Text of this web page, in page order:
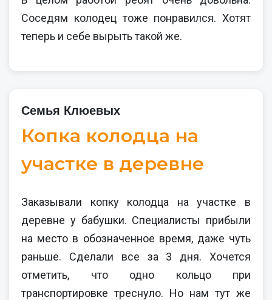
Соседям колодец тоже понравился. Хотят
теперь и себе вырыть такой же.
Семья Клюевых
Копка колодца на
участке в деревне
Заказывали копку колодца на участке в
деревне у бабушки. Специалисты прибыли
на место в обозначенное время, даже чуть
раньше. Сделали все за 3 дня. Хочется
отметить, что одно кольцо при
транспортировке треснуло. Но нам тут же